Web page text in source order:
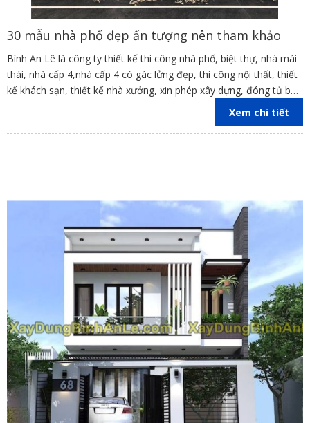
30 mẫu nhà phố đẹp ấn tượng nên tham khảo
Bình An Lê là công ty thiết kế thi công nhà phố, biệt thự, nhà mái
thái, nhà cấp 4,nhà cấp 4 có gác lửng đẹp, thi công nội thất, thiết
kế khách sạn, thiết kế nhà xưởng, xin phép xây dựng, đóng tủ bếp
trên địa bàn các tỉnh Đồng Nai, Bình Dương, TP Hồ Chí Minh,
Xem chi tiết